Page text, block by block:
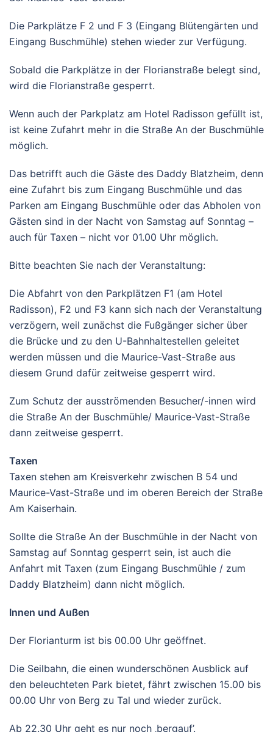
Die Parkplätze F 2 und F 3 (Eingang Blütengärten und
Eingang Buschmühle) stehen wieder zur Verfügung.
Sobald die Parkplätze in der Florianstraße belegt sind,
wird die Florianstraße gesperrt.
Wenn auch der Parkplatz am Hotel Radisson gefüllt ist,
ist keine Zufahrt mehr in die Straße An der Buschmühle
möglich.
Das betrifft auch die Gäste des Daddy Blatzheim, denn
eine Zufahrt bis zum Eingang Buschmühle und das
Parken am Eingang Buschmühle oder das Abholen von
Gästen sind in der Nacht von Samstag auf Sonntag –
auch für Taxen – nicht vor 01.00 Uhr möglich.
Bitte beachten Sie nach der Veranstaltung:
Die Abfahrt von den Parkplätzen F1 (am Hotel
Radisson), F2 und F3 kann sich nach der Veranstaltung
verzögern, weil zunächst die Fußgänger sicher über
die Brücke und zu den U-Bahnhaltestellen geleitet
werden müssen und die Maurice-Vast-Straße aus
diesem Grund dafür zeitweise gesperrt wird.
Zum Schutz der ausströmenden Besucher/-innen wird
die Straße An der Buschmühle/ Maurice-Vast-Straße
dann zeitweise gesperrt.
Taxen
Taxen stehen am Kreisverkehr zwischen B 54 und
Maurice-Vast-Straße und im oberen Bereich der Straße
Am Kaiserhain.
Sollte die Straße An der Buschmühle in der Nacht von
Samstag auf Sonntag gesperrt sein, ist auch die
Anfahrt mit Taxen (zum Eingang Buschmühle / zum
Daddy Blatzheim) dann nicht möglich.
Innen und Außen
Der Florianturm ist bis 00.00 Uhr geöffnet.
Die Seilbahn, die einen wunderschönen Ausblick auf
den beleuchteten Park bietet, fährt zwischen 15.00 bis
00.00 Uhr von Berg zu Tal und wieder zurück.
Ab 22.30 Uhr geht es nur noch ‚bergauf’.